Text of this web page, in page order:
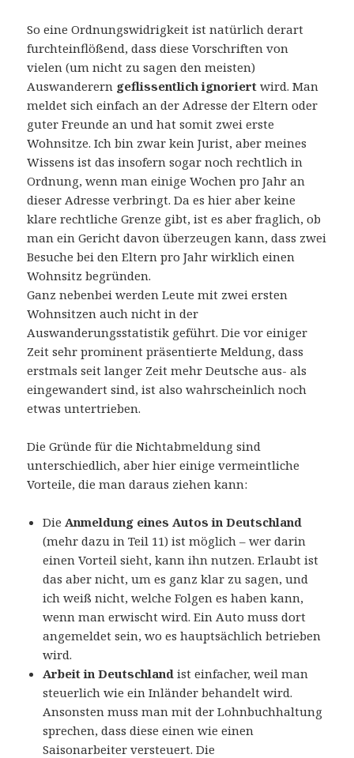
So eine Ordnungswidrigkeit ist natürlich derart
furchteinflößend, dass diese Vorschriften von
vielen (um nicht zu sagen den meisten)
Auswanderern geflissentlich ignoriert wird. Man
meldet sich einfach an der Adresse der Eltern oder
guter Freunde an und hat somit zwei erste
Wohnsitze. Ich bin zwar kein Jurist, aber meines
Wissens ist das insofern sogar noch rechtlich in
Ordnung, wenn man einige Wochen pro Jahr an
dieser Adresse verbringt. Da es hier aber keine
klare rechtliche Grenze gibt, ist es aber fraglich, ob
man ein Gericht davon überzeugen kann, dass zwei
Besuche bei den Eltern pro Jahr wirklich einen
Wohnsitz begründen.
Ganz nebenbei werden Leute mit zwei ersten
Wohnsitzen auch nicht in der
Auswanderungsstatistik geführt. Die vor einiger
Zeit sehr prominent präsentierte Meldung, dass
erstmals seit langer Zeit mehr Deutsche aus- als
eingewandert sind, ist also wahrscheinlich noch
etwas untertrieben.
Die Gründe für die Nichtabmeldung sind
unterschiedlich, aber hier einige vermeintliche
Vorteile, die man daraus ziehen kann:
Die Anmeldung eines Autos in Deutschland
(mehr dazu in Teil 11) ist möglich – wer darin
einen Vorteil sieht, kann ihn nutzen. Erlaubt ist
das aber nicht, um es ganz klar zu sagen, und
ich weiß nicht, welche Folgen es haben kann,
wenn man erwischt wird. Ein Auto muss dort
angemeldet sein, wo es hauptsächlich betrieben
wird.
Arbeit in Deutschland ist einfacher, weil man
steuerlich wie ein Inländer behandelt wird.
Ansonsten muss man mit der Lohnbuchhaltung
sprechen, dass diese einen wie einen
Saisonarbeiter versteuert. Die